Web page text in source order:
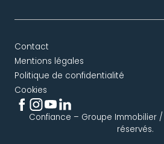
Contact
Mentions légales
Politique de confidentialité
Cookies
Confiance – Groupe Immobilier
réservés.